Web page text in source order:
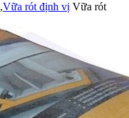
,Vữa rót định vị Vữa rót